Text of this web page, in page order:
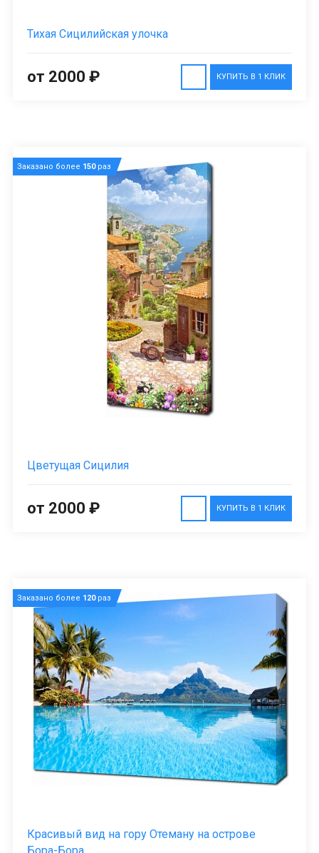
Тихая Сицилийская улочка
КУПИТЬ В 1 КЛИК
от 2000 ₽
Заказано более 150раз
Цветущая Сицилия
КУПИТЬ В 1 КЛИК
от 2000 ₽
Заказано более 120раз
Красивый вид на гору Отеману на острове